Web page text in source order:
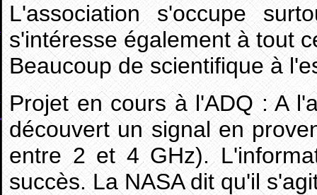
L'association s'occupe
s'intéresse également à tout
Beaucoup de scientifique à
Projet en cours à l'ADQ : A
découvert un signal en
entre 2 et 4 GHz).
succès. La NASA dit qu'il